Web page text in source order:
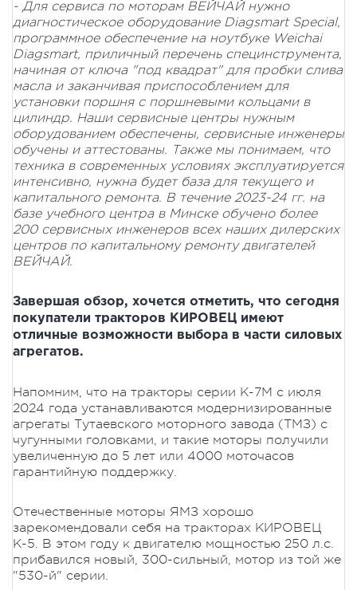
- Для сервиса по моторам ВЕЙЧАЙ нужно
диагностическое оборудование Diagsmart Special,
программное обеспечение на ноутбуке Weichai
Diagsmart, приличный перечень специнструмента,
начиная от ключа "под квадрат" для пробки слива
масла и заканчивая приспособлением для
установки поршня с поршневыми кольцами в
цилиндр. Наши сервисные центры нужным
оборудованием обеспечены, сервисные инженеры
обучены и аттестованы. Также мы понимаем, что
техника в современных условиях эксплуатируется
интенсивно, нужна будет база для текущего и
капитального ремонта. В течение 2023-24 гг. на
базе учебного центра в Минске обучено более
200 сервисных инженеров всех наших дилерских
центров по капитальному ремонту двигателей
ВЕЙЧАЙ.
Завершая обзор, хочется отметить, что сегодня
покупатели тракторов КИРОВЕЦ имеют
отличные возможности выбора в части силовых
агрегатов.
Напомним, что на тракторы серии К-7М с июля
2024 года устанавливаются модернизированные
агрегаты Тутаевского моторного завода (ТМЗ) с
чугунными головками, и такие моторы получили
увеличенную до 5 лет или 4000 моточасов
гарантийную поддержку.
Отечественные моторы ЯМЗ хорошо
зарекомендовали себя на тракторах КИРОВЕЦ
К-5. В этом году к двигателю мощностью 250 л.с.
прибавился новый, 300-сильный, мотор из той же
"530-й" серии.